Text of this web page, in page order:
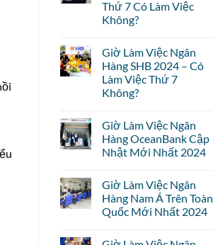
Thứ 7 Có Làm Việc
Không?
Giờ Làm Việc Ngân
Hàng SHB 2024 – Có
Làm Việc Thứ 7
Không?
Giờ Làm Việc Ngân
Hàng OceanBank Cập
Nhật Mới Nhất 2024
Giờ Làm Việc Ngân
Hàng Nam Á Trên Toàn
Quốc Mới Nhất 2024